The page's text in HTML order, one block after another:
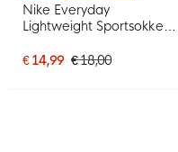
Nike Everyday
Lightweight Sportsokken
€ 14,99 € 18,00